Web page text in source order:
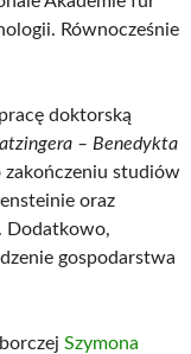
Równocześnie
doktorską
– Benedykta
zakończeniu studiów
oraz
Dodatkowo,
gospodarstwa
Szymona